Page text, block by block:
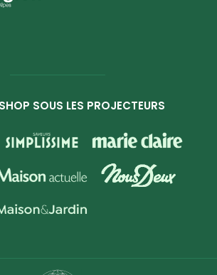
SOUS LES PROJECTEURS